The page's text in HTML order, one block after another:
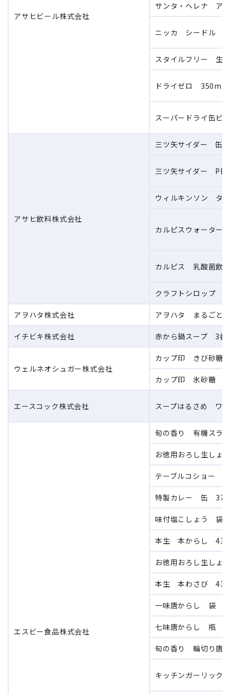
アサヒビール株式会社
サンタ・ヘレナ
ニッカ シードル
スタイルフリー
ドライゼロ
スーパードライ缶
アサヒ飲料株式会社
三ツ矢サイダー
三ツ矢サイダー
ウィルキンソン
カルピスウォータ
カルピス 乳酸菌
クラフトシロップ
アヲハタ株式会社 アヲハタ まるご
イチビキ株式会社 赤から鍋スープ 3
ウェルネオシュガー株式会社
カップ印 きび砂
カップ印 氷砂糖
エースコック株式会社 スープはるさめ
エスビー食品株式会社
旬の香り 有機スラ
お徳用おろし生しょ
テーブルコショー
特製カレー 缶 37g
味付塩こしょう 袋
本生 本からし 43g
お徳用おろし生しょ
本生 本わさび 43g
一味唐からし 袋
七味唐からし 瓶
旬の香り 輪切り唐
キッチンガーリッ